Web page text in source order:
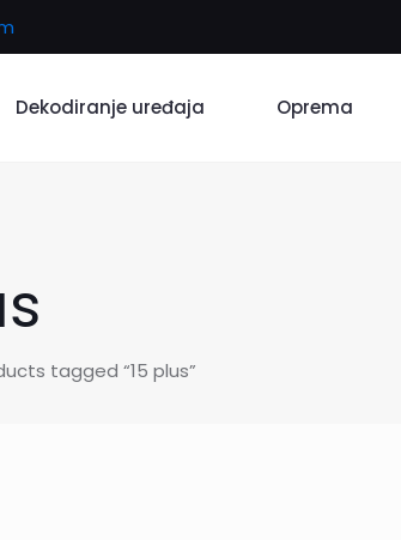
Dekodiranje uređaja Oprema
tagged “15 plus”